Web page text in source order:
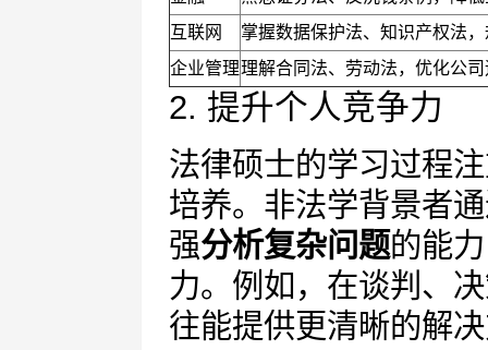
互联网
掌握数据保护法、知识产权法
企业管理理解合同法、劳动法，优化公
2. 提升个人竞争力
法律硕士的学习过程
培养。非法学背景者
强分析复杂问题的能
力。例如，在谈判、
往能提供更清晰的解